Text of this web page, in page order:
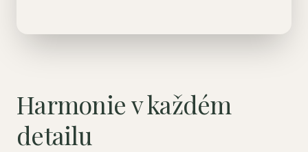
Harmonie v každém
detailu